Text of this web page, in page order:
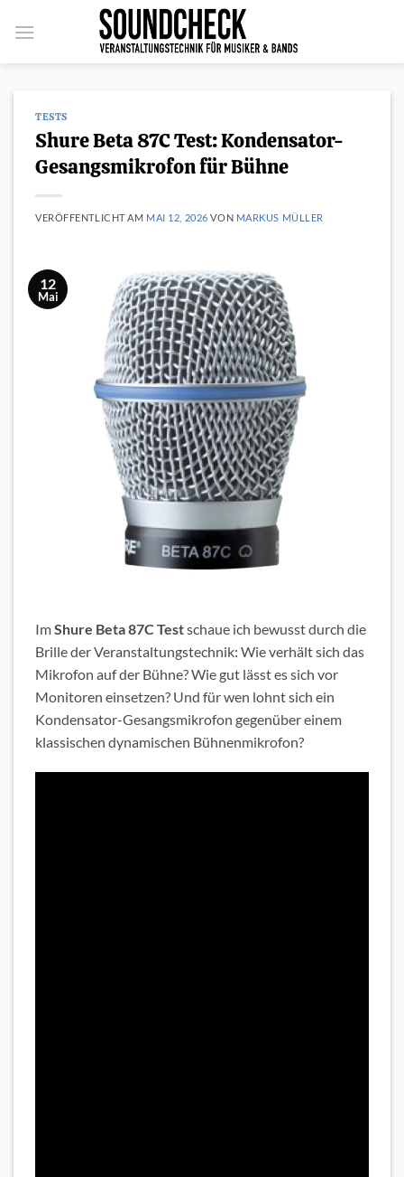
Inhalt
TESTS
Shure Beta 87C Test: Kondensator-
Gesangsmikrofon für Bühne
VERÖFFENTLICHT AM MAI 12, 2026 VON MARKUS MÜLLER
12
Mai
ImShure Beta 87C Testschaue ich bewusst durch die
Brille der Veranstaltungstechnik: Wie verhält sich das
Mikrofon auf der Bühne? Wie gut lässt es sich vor
Monitoren einsetzen? Und für wen lohnt sich ein
Kondensator-Gesangsmikrofon gegenüber einem
klassischen dynamischen Bühnenmikrofon?